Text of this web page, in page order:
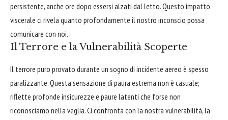
persistente, anche ore dopo essersi alzati dal letto. Questo impatto
viscerale ci rivela quanto profondamente il nostro inconscio possa
comunicare con noi.
Il Terrore e la Vulnerabilità Scoperte
Il terrore puro provato durante un sogno di incidente aereo è spesso
paralizzante. Questa sensazione di paura estrema non è casuale;
riflette profonde insicurezze e paure latenti che forse non
riconosciamo nella veglia. Ci confronta con la nostra vulnerabilità, la